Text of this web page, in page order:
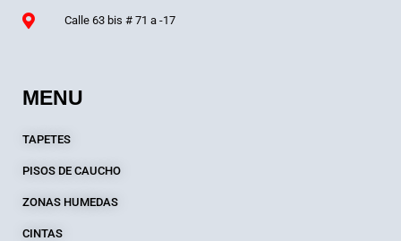
Calle 63 bis # 71 a -17
MENU
TAPETES
PISOS DE CAUCHO
ZONAS HUMEDAS
CINTAS